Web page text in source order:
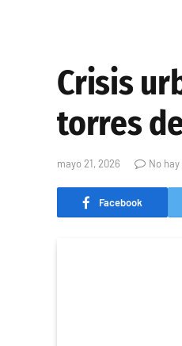
Crisis
torres
mayo 21, 2026 No
Facebook